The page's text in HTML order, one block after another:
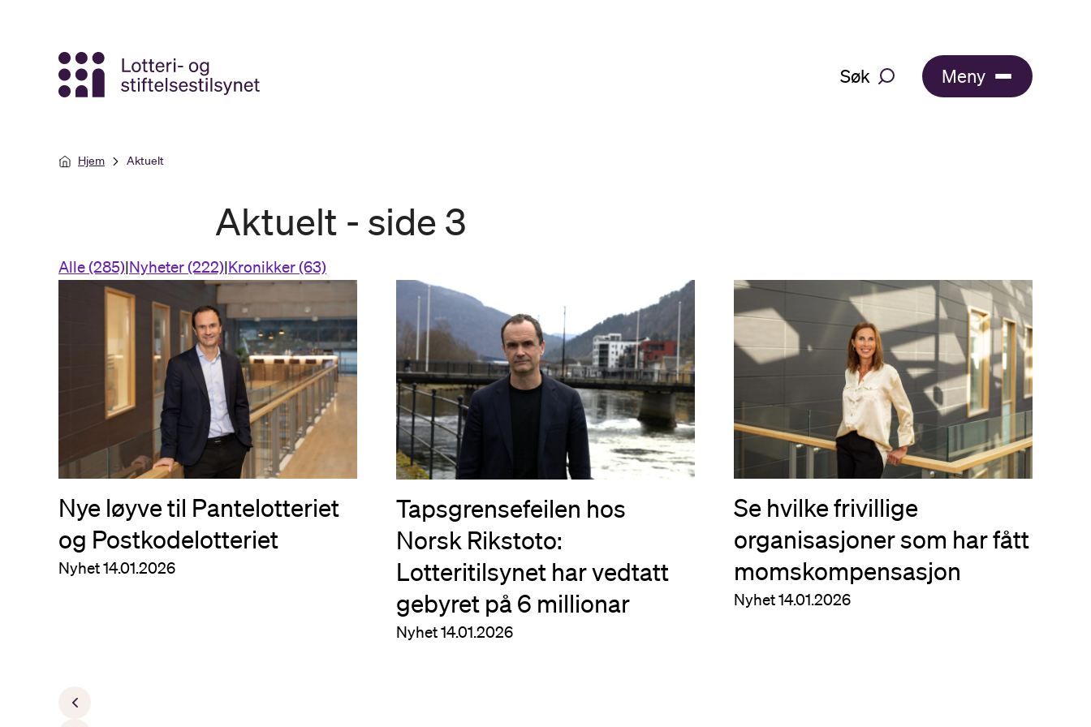
hovedinnhold
Søk Meny
Hjem Aktuelt
Aktuelt - side 3
Alle (285)|Nyheter (222)|Kronikker (63)
Nye løyve til Pantelotteriet
og Postkodelotteriet
Nyhet14.01.2026
Tapsgrensefeilen hos
Norsk Rikstoto:
Lotteritilsynet har vedtatt
gebyret på 6 millionar
Nyhet14.01.2026
Se hvilke frivillige
organisasjoner som har fått
momskompensasjon
Nyhet14.01.2026